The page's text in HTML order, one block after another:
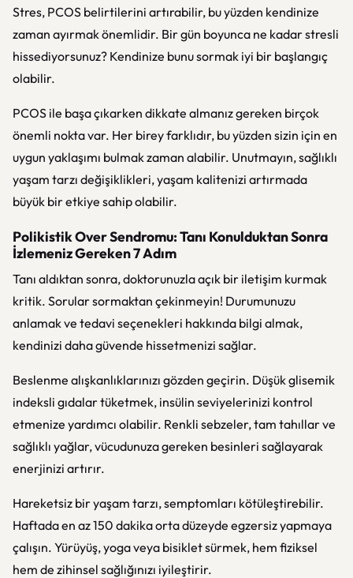
Stres, PCOS belirtilerini artırabilir, bu yüzden kendinize
zaman ayırmak önemlidir. Bir gün boyunca ne kadar stresli
hissediyorsunuz? Kendinize bunu sormak iyi bir başlangıç
olabilir.
PCOS ile başa çıkarken dikkate almanız gereken birçok
önemli nokta var. Her birey farklıdır, bu yüzden sizin için en
uygun yaklaşımı bulmak zaman alabilir. Unutmayın, sağlıklı
yaşam tarzı değişiklikleri, yaşam kalitenizi artırmada
büyük bir etkiye sahip olabilir.
Polikistik Over Sendromu: Tanı Konulduktan Sonra
İzlemeniz Gereken 7 Adım
Tanı aldıktan sonra, doktorunuzla açık bir iletişim kurmak
kritik. Sorular sormaktan çekinmeyin! Durumunuzu
anlamak ve tedavi seçenekleri hakkında bilgi almak,
kendinizi daha güvende hissetmenizi sağlar.
Beslenme alışkanlıklarınızı gözden geçirin. Düşük glisemik
indeksli gıdalar tüketmek, insülin seviyelerinizi kontrol
etmenize yardımcı olabilir. Renkli sebzeler, tam tahıllar ve
sağlıklı yağlar, vücudunuza gereken besinleri sağlayarak
enerjinizi artırır.
Hareketsiz bir yaşam tarzı, semptomları kötüleştirebilir.
Haftada en az 150 dakika orta düzeyde egzersiz yapmaya
çalışın. Yürüyüş, yoga veya bisiklet sürmek, hem fiziksel
hem de zihinsel sağlığınızı iyileştirir.